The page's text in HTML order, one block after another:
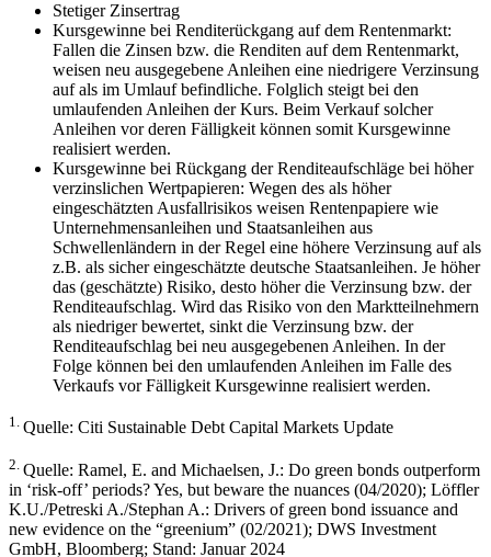
Stetiger Zinsertrag
Kursgewinne bei Renditerückgang auf dem Rentenmarkt:
Fallen die Zinsen bzw. die Renditen auf dem Rentenmarkt,
weisen neu ausgegebene Anleihen eine niedrigere Verzinsung
auf als im Umlauf befindliche. Folglich steigt bei den
umlaufenden Anleihen der Kurs. Beim Verkauf solcher
Anleihen vor deren Fälligkeit können somit Kursgewinne
realisiert werden.
Kursgewinne bei Rückgang der Renditeaufschläge bei höher
verzinslichen Wertpapieren: Wegen des als höher
eingeschätzten Ausfallrisikos weisen Rentenpapiere wie
Unternehmensanleihen und Staatsanleihen aus
Schwellenländern in der Regel eine höhere Verzinsung auf als
z.B. als sicher eingeschätzte deutsche Staatsanleihen. Je höher
das (geschätzte) Risiko, desto höher die Verzinsung bzw. der
Renditeaufschlag. Wird das Risiko von den Marktteilnehmern
als niedriger bewertet, sinkt die Verzinsung bzw. der
Renditeaufschlag bei neu ausgegebenen Anleihen. In der
Folge können bei den umlaufenden Anleihen im Falle des
Verkaufs vor Fälligkeit Kursgewinne realisiert werden.
1. Quelle: Citi Sustainable Debt Capital Markets Update
2. Quelle: Ramel, E. and Michaelsen, J.: Do green bonds outperform
in ‘risk-off’ periods? Yes, but beware the nuances (04/2020); Löffler
K.U./Petreski A./Stephan A.: Drivers of green bond issuance and
new evidence on the “greenium” (02/2021); DWS Investment
GmbH, Bloomberg; Stand: Januar 2024